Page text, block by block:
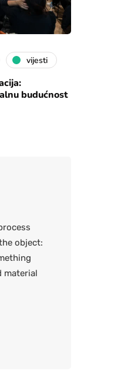
vijesti
budućnost
object:
material